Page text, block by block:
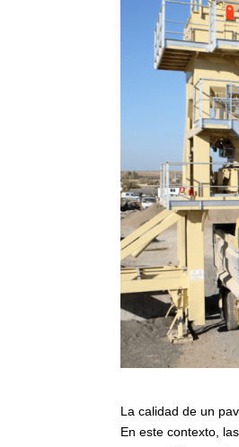
La calidad de un
En este contexto, las